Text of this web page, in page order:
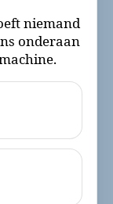
niemand
onderaan